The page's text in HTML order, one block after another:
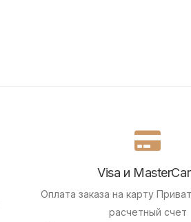
Visa и
Оплата заказа на карту
расчетный счет